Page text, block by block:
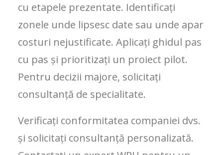
cu etapele prezentate. Identificați
zonele unde lipsesc date sau unde apar
costuri nejustificate. Aplicați ghidul pas
cu pas și prioritizați un proiect pilot.
Pentru decizii majore, solicitați
consultanță de specialitate.
Verificați conformitatea companiei dvs.
și solicitați consultanță personalizată.